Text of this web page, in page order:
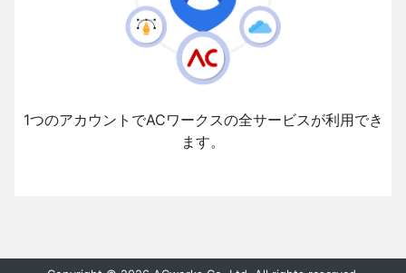
1つのアカウントでACワークスの全サービスが利用でき
ます。